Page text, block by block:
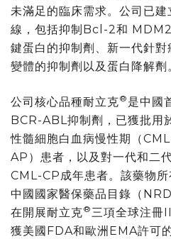
未滿足的臨床需求。公司已
線，包括抑制Bcl-2和
鍵蛋白的抑制劑、新一代針
變體的抑制劑以及蛋白降解劑
公司核心品種耐立克® 是中國
BCR-ABL抑制劑，已獲批用
性髓細胞白血病慢性期（
AP）患者，以及對一代和二
CML-CP成年患者。該藥物
中國國家醫保藥品目錄（
在開展耐立克® 三項全球注冊
獲美國FDA和歐洲EMA許可